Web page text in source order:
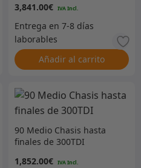
3,841.00€
Añadir al carrito
90 Medio Chasis hasta
finales de 300TDI
1,852.00€